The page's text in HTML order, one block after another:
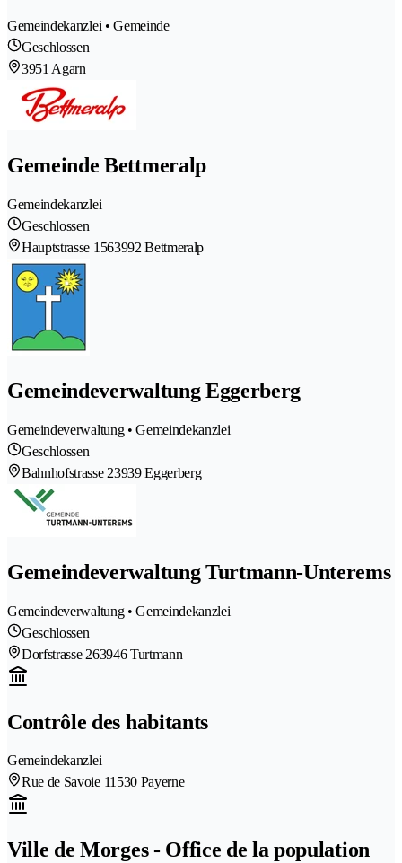
Gemeindekanzlei • Gemeinde
Geschlossen
3951 Agarn
Gemeinde Bettmeralp
Gemeindekanzlei
Geschlossen
Hauptstrasse 1563992 Bettmeralp
Gemeindeverwaltung Eggerberg
Gemeindeverwaltung • Gemeindekanzlei
Geschlossen
Bahnhofstrasse 23939 Eggerberg
Gemeindeverwaltung Turtmann-Unterems
Gemeindeverwaltung • Gemeindekanzlei
Geschlossen
Dorfstrasse 263946 Turtmann
Contrôle des habitants
Gemeindekanzlei
Rue de Savoie 11530 Payerne
Ville de Morges - Office de la population